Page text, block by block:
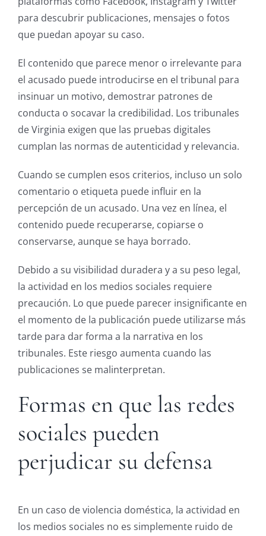
para descubrir publicaciones, mensajes o fotos
que puedan apoyar su caso.
El contenido que parece menor o irrelevante para
el acusado puede introducirse en el tribunal para
insinuar un motivo, demostrar patrones de
conducta o socavar la credibilidad. Los tribunales
de Virginia exigen que las pruebas digitales
cumplan las normas de autenticidad y relevancia.
Cuando se cumplen esos criterios, incluso un solo
comentario o etiqueta puede influir en la
percepción de un acusado. Una vez en línea, el
contenido puede recuperarse, copiarse o
conservarse, aunque se haya borrado.
Debido a su visibilidad duradera y a su peso legal,
la actividad en los medios sociales requiere
precaución. Lo que puede parecer insignificante en
el momento de la publicación puede utilizarse más
tarde para dar forma a la narrativa en los
tribunales. Este riesgo aumenta cuando las
publicaciones se malinterpretan.
Formas en que las redes
sociales pueden
perjudicar su defensa
En un caso de violencia doméstica, la actividad en
los medios sociales no es simplemente ruido de